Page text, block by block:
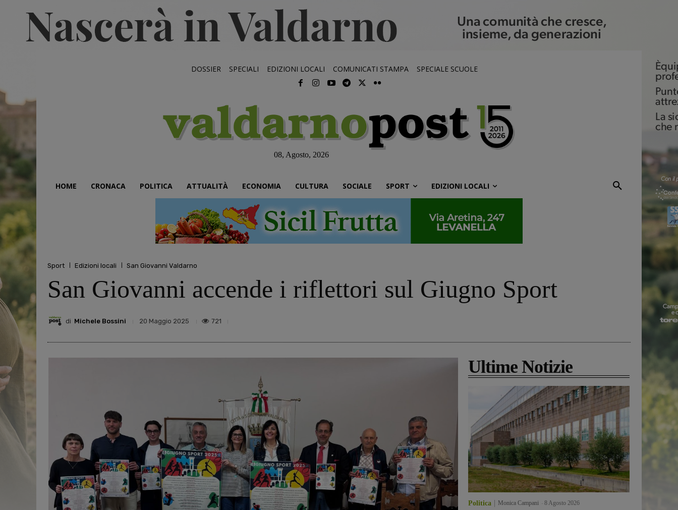
DOSSIER SPECIALI EDIZIONI LOCALI COMUNICATI STAMPA SPECIALE SCUOLE
08, Agosto, 2026
HOME CRONACA POLITICA ATTUALITÀ ECONOMIA CULTURA SOCIALE SPORT EDIZIONI LOCALI
Sport Edizioni locali San Giovanni Valdarno
San Giovanni accende i riflettori sul Giugno Sport
di Michele Bossini 20 Maggio 2025 721
Ultime Notizie
Politica Monica Campani 8 Agosto 2026